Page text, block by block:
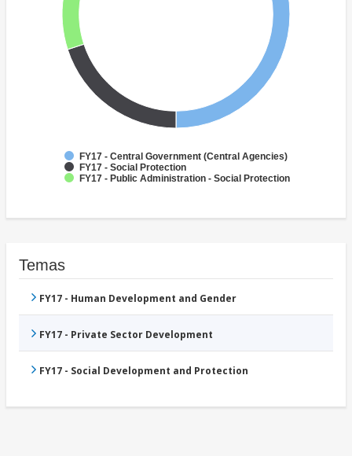
FY17 - Central Government (Central Agencies)
FY17 - Social Protection
FY17 - Public Administration - Social Protection
Temas
FY17 - Human Development and Gender
FY17 - Private Sector Development
FY17 - Social Development and Protection